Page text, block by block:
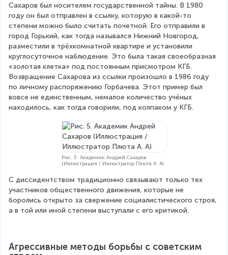
Сахаров был носителем государственной тайны. В 1980
году он был отправлен в ссылку, которую в какой-то
степени можно было считать почетной. Его отправили в
город Горький, как тогда назывался Нижний Новгород,
разместили в трёхкомнатной квартире и установили
круглосуточное наблюдение. Это была такая своеобразная
«золотая клетка» под постоянным присмотром КГБ.
Возвращение Сахарова из ссылки произошло в 1986 году
по личному распоряжению Горбачева. Этот пример был
вовсе не единственным, немалое количество учёных
находилось, как тогда говорили, под колпаком у КГБ.
Рис. 5. Академик Андрей Сахаров
(Иллюстрация / Иллюстратор Плюта А. А)
С диссидентством традиционно связывают только тех
участников общественного движения, которые не
боролись открыто за свержение социалистического строя,
а в той или иной степени выступали с его критикой.
Агрессивные методы борьбы с советским